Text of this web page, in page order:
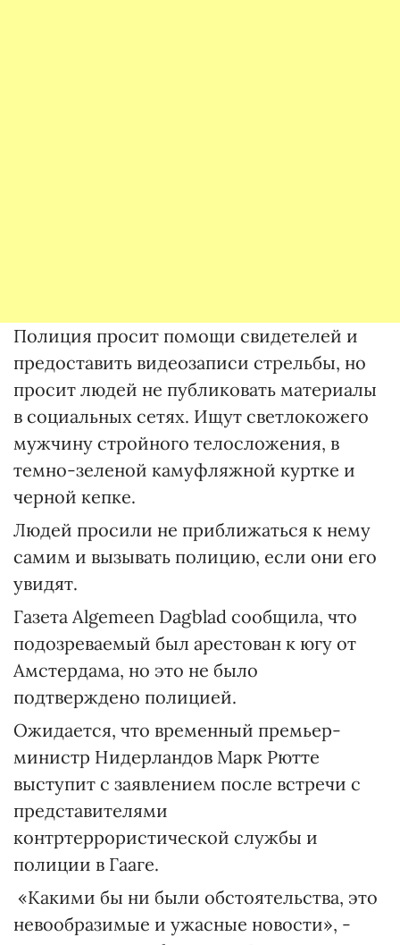
Полиция просит помощи свидетелей и
предоставить видеозаписи стрельбы, но
просит людей не публиковать материалы
в социальных сетях. Ищут светлокожего
мужчину стройного телосложения, в
темно-зеленой камуфляжной куртке и
черной кепке.
Людей просили не приближаться к нему
самим и вызывать полицию, если они его
увидят.
Газета Algemeen Dagblad сообщила, что
подозреваемый был арестован к югу от
Амстердама, но это не было
подтверждено полицией.
Ожидается, что временный премьер-
министр Нидерландов Марк Рютте
выступит с заявлением после встречи с
представителями
контртеррористической службы и
полиции в Гааге.
«Какими бы ни были обстоятельства, это
невообразимые и ужасные новости», -